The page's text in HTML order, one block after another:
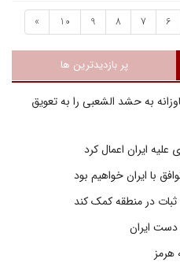
6
7
8
9
10
»
پر بازدیدترین ها
به حشد الشعبی را به تعویق
ایران اعمال کرد
با ایران خواهیم بود
ثبات در منطقه کمک کند
هرمز